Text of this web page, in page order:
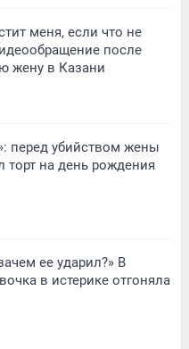
меня, если что не
после
жену в Казани
перед убийством жены
торт на день рождения
ее ударил?» В
в истерике отгоняла